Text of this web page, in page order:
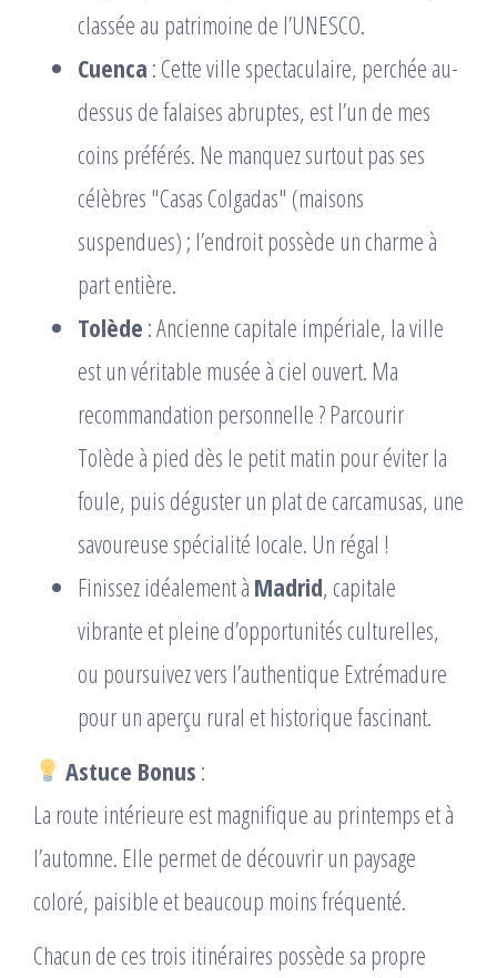
classée au patrimoine de l’UNESCO.
Cuenca : Cette ville spectaculaire, perchée au-
dessus de falaises abruptes, est l’un de mes
coins préférés. Ne manquez surtout pas ses
célèbres "Casas Colgadas" (maisons
suspendues) ; l’endroit possède un charme à
part entière.
Tolède : Ancienne capitale impériale, la ville
est un véritable musée à ciel ouvert. Ma
recommandation personnelle ? Parcourir
Tolède à pied dès le petit matin pour éviter la
foule, puis déguster un plat de carcamusas, une
savoureuse spécialité locale. Un régal !
Finissez idéalement à Madrid, capitale
vibrante et pleine d’opportunités culturelles,
ou poursuivez vers l’authentique Extrémadure
pour un aperçu rural et historique fascinant.
Astuce Bonus :
La route intérieure est magnifique au printemps et à
l’automne. Elle permet de découvrir un paysage
coloré, paisible et beaucoup moins fréquenté.
Chacun de ces trois itinéraires possède sa propre